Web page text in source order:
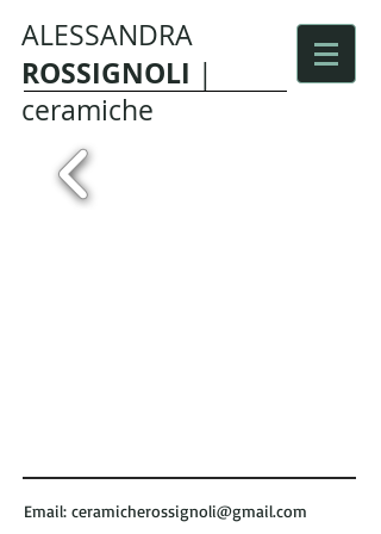
ALESSANDRA
ROSSIGNOLI |
ceramiche
Email: ceramicherossignoli@gmail.com